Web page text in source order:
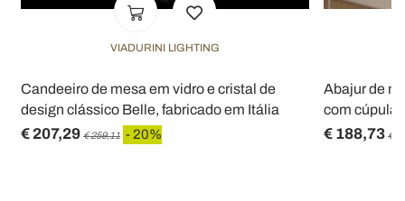
VIADURINI LIGHTING
Candeeiro de mesa em vidro e cristal de
design clássico Belle, fabricado em Itália
€ 207,29 € 259,11 - 20%
Abajur de
com cúpula
€ 188,73 €